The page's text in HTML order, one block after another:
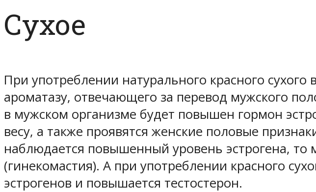
Сухое
При употреблении натурального красного
ароматазу, отвечающего за перевод мужского
в мужском организме будет повышен гормон
весу, а также проявятся женские половые
наблюдается повышенный уровень эстрогена,
(гинекомастия). А при употреблении красного
эстрогенов и повышается тестостерон.